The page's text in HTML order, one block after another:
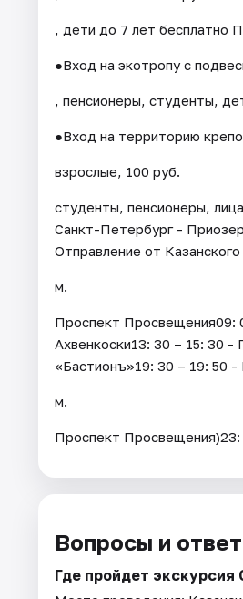
, дети до 7 лет бесплатно
●Вход на экотропу с
, пенсионеры, студенты,
●Вход на территорию
взрослые, 100 руб.
студенты, пенсионеры,
Санкт-Петербург -
Отправление от
м.
Проспект Просвещения09:
Ахвенкоски13: 30 – 15: 30 -
«Бастионъ»19: 30 – 19: 50
м.
Проспект
Вопросы и
Где пройдет